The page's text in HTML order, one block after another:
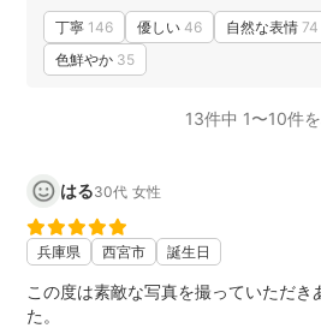
丁寧 146 優しい 46 自然な表情74
色鮮やか 35
13件中 1〜10件
はる30代 女性
兵庫県 西宮市 誕生日
この度は素敵な写真を撮っていただき
た。